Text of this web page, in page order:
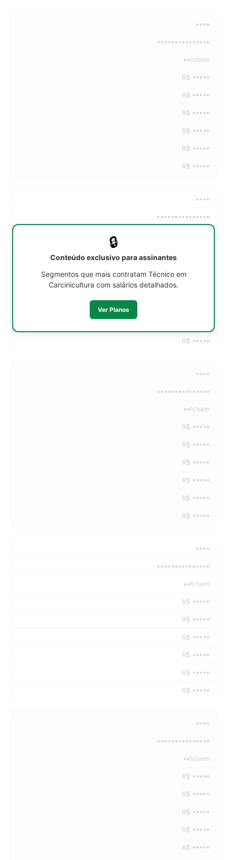
••••
•••••••••••••••
••h/sem
R$ •••••
R$ •••••
R$ •••••
R$ •••••
R$ •••••
R$ •••••
••••
•••••••••••••••
R$ •••••
••••
•••••••••••••••
••h/sem
R$ •••••
R$ •••••
R$ •••••
R$ •••••
R$ •••••
R$ •••••
••••
•••••••••••••••
••h/sem
R$ •••••
R$ •••••
R$ •••••
R$ •••••
R$ •••••
R$ •••••
••••
•••••••••••••••
••h/sem
R$ •••••
R$ •••••
R$ •••••
R$ •••••
R$ •••••
🔒
Conteúdo exclusivo para assinantes
Segmentos que mais contratam Técnico em
Carcinicultura com salários detalhados.
Ver Planos